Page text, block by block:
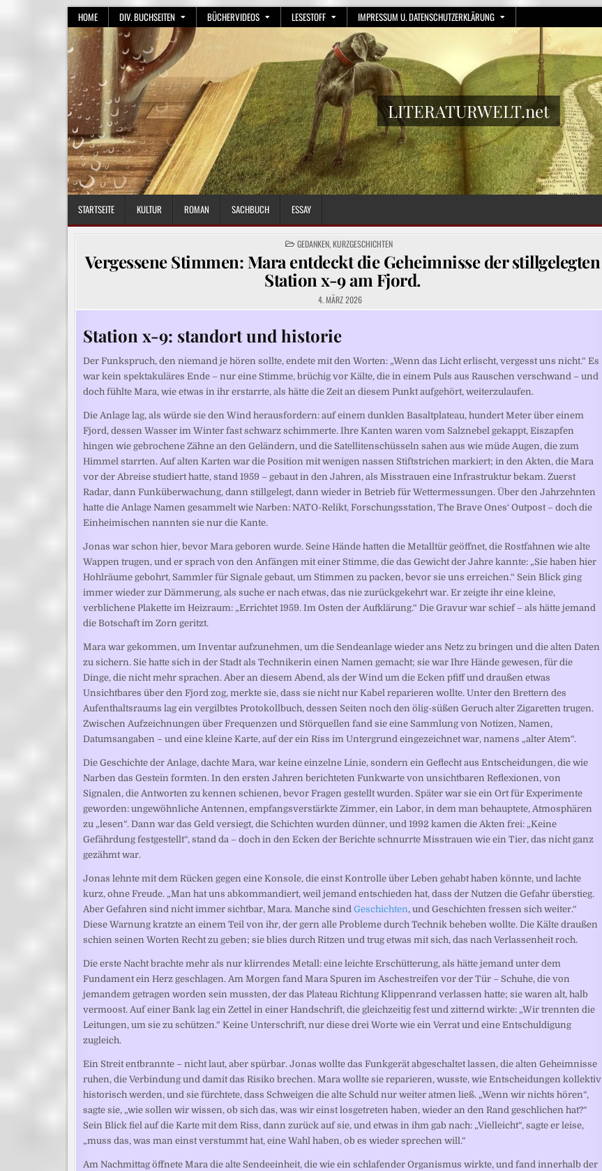
HOME DIV. BUCHSEITEN BÜCHERVIDEOS LESESTOFF IMPRESSUM U. DATENSCHUTZERKLÄRUNG
LITERATURWELT.net
STARTSEITE KULTUR ROMAN SACHBUCH ESSAY
POSTED
IN
GEDANKEN,KURZGESCHICHTEN
Vergessene Stimmen: Mara entdeckt die Geheimnisse der stillgelegten
Station x-9 am Fjord.
4. MÄRZ 2026
Station x-9: standort und historie
Der Funkspruch, den niemand je hören sollte, endete mit den Worten: „Wenn das Licht erlischt, vergesst uns nicht.“ Es
war kein spektakuläres Ende – nur eine Stimme, brüchig vor Kälte, die in einem Puls aus Rauschen verschwand – und
doch fühlte Mara, wie etwas in ihr erstarrte, als hätte die Zeit an diesem Punkt aufgehört, weiterzulaufen.
Die Anlage lag, als würde sie den Wind herausfordern: auf einem dunklen Basaltplateau, hundert Meter über einem
Fjord, dessen Wasser im Winter fast schwarz schimmerte. Ihre Kanten waren vom Salznebel gekappt, Eiszapfen
hingen wie gebrochene Zähne an den Geländern, und die Satellitenschüsseln sahen aus wie müde Augen, die zum
Himmel starrten. Auf alten Karten war die Position mit wenigen nassen Stiftstrichen markiert; in den Akten, die Mara
vor der Abreise studiert hatte, stand 1959 – gebaut in den Jahren, als Misstrauen eine Infrastruktur bekam. Zuerst
Radar, dann Funküberwachung, dann stillgelegt, dann wieder in Betrieb für Wettermessungen. Über den Jahrzehnten
hatte die Anlage Namen gesammelt wie Narben: NATO-Relikt, Forschungsstation, The Brave Ones‘ Outpost – doch die
Einheimischen nannten sie nur die Kante.
Jonas war schon hier, bevor Mara geboren wurde. Seine Hände hatten die Metalltür geöffnet, die Rostfahnen wie alte
Wappen trugen, und er sprach von den Anfängen mit einer Stimme, die das Gewicht der Jahre kannte: „Sie haben hier
Hohlräume gebohrt, Sammler für Signale gebaut, um Stimmen zu packen, bevor sie uns erreichen.“ Sein Blick ging
immer wieder zur Dämmerung, als suche er nach etwas, das nie zurückgekehrt war. Er zeigte ihr eine kleine,
verblichene Plakette im Heizraum: „Errichtet 1959. Im Osten der Aufklärung.“ Die Gravur war schief – als hätte jemand
die Botschaft im Zorn geritzt.
Mara war gekommen, um Inventar aufzunehmen, um die Sendeanlage wieder ans Netz zu bringen und die alten Daten
zu sichern. Sie hatte sich in der Stadt als Technikerin einen Namen gemacht; sie war Ihre Hände gewesen, für die
Dinge, die nicht mehr sprachen. Aber an diesem Abend, als der Wind um die Ecken pfiff und draußen etwas
Unsichtbares über den Fjord zog, merkte sie, dass sie nicht nur Kabel reparieren wollte. Unter den Brettern des
Aufenthaltsraums lag ein vergilbtes Protokollbuch, dessen Seiten noch den ölig-süßen Geruch alter Zigaretten trugen.
Zwischen Aufzeichnungen über Frequenzen und Störquellen fand sie eine Sammlung von Notizen, Namen,
Datumsangaben – und eine kleine Karte, auf der ein Riss im Untergrund eingezeichnet war, namens „alter Atem“.
Die Geschichte der Anlage, dachte Mara, war keine einzelne Linie, sondern ein Geflecht aus Entscheidungen, die wie
Narben das Gestein formten. In den ersten Jahren berichteten Funkwarte von unsichtbaren Reflexionen, von
Signalen, die Antworten zu kennen schienen, bevor Fragen gestellt wurden. Später war sie ein Ort für Experimente
geworden: ungewöhnliche Antennen, empfangsverstärkte Zimmer, ein Labor, in dem man behauptete, Atmosphären
zu „lesen“. Dann war das Geld versiegt, die Schichten wurden dünner, und 1992 kamen die Akten frei: „Keine
Gefährdung festgestellt“, stand da – doch in den Ecken der Berichte schnurrte Misstrauen wie ein Tier, das nicht ganz
gezähmt war.
Jonas lehnte mit dem Rücken gegen eine Konsole, die einst Kontrolle über Leben gehabt haben könnte, und lachte
kurz, ohne Freude. „Man hat uns abkommandiert, weil jemand entschieden hat, dass der Nutzen die Gefahr überstieg.
Aber Gefahren sind nicht immer sichtbar, Mara. Manche sind Geschichten, und Geschichten fressen sich weiter.“
Diese Warnung kratzte an einem Teil von ihr, der gern alle Probleme durch Technik beheben wollte. Die Kälte draußen
schien seinen Worten Recht zu geben; sie blies durch Ritzen und trug etwas mit sich, das nach Verlassenheit roch.
Die erste Nacht brachte mehr als nur klirrendes Metall: eine leichte Erschütterung, als hätte jemand unter dem
Fundament ein Herz geschlagen. Am Morgen fand Mara Spuren im Aschestreifen vor der Tür – Schuhe, die von
jemandem getragen worden sein mussten, der das Plateau Richtung Klippenrand verlassen hatte; sie waren alt, halb
vermoost. Auf einer Bank lag ein Zettel in einer Handschrift, die gleichzeitig fest und zitternd wirkte: „Wir trennten die
Leitungen, um sie zu schützen.“ Keine Unterschrift, nur diese drei Worte wie ein Verrat und eine Entschuldigung
zugleich.
Ein Streit entbrannte – nicht laut, aber spürbar. Jonas wollte das Funkgerät abgeschaltet lassen, die alten Geheimnisse
ruhen, die Verbindung und damit das Risiko brechen. Mara wollte sie reparieren, wusste, wie Entscheidungen kollektiv
historisch werden, und sie fürchtete, dass Schweigen die alte Schuld nur weiter atmen ließ. „Wenn wir nichts hören“,
sagte sie, „wie sollen wir wissen, ob sich das, was wir einst losgetreten haben, wieder an den Rand geschlichen hat?“
Sein Blick fiel auf die Karte mit dem Riss, dann zurück auf sie, und etwas in ihm gab nach: „Vielleicht“, sagte er leise,
„muss das, was man einst verstummt hat, eine Wahl haben, ob es wieder sprechen will.“
Am Nachmittag öffnete Mara die alte Sendeeinheit, die wie ein schlafender Organismus wirkte, und fand innerhalb der